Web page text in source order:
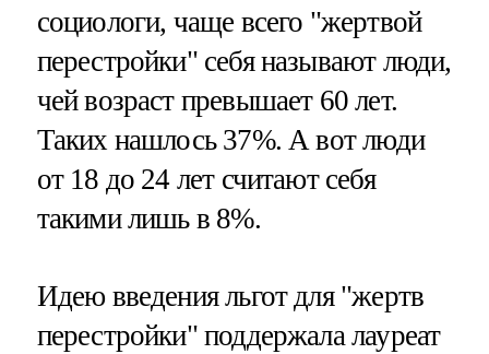
социологи, чаще всего "жертвой
перестройки" себя называют люди,
чей возраст превышает 60 лет.
Таких нашлось 37%. А вот люди
от 18 до 24 лет считают себя
такими лишь в 8%.
Идею введения льгот для "жертв
перестройки" поддержала лауреат